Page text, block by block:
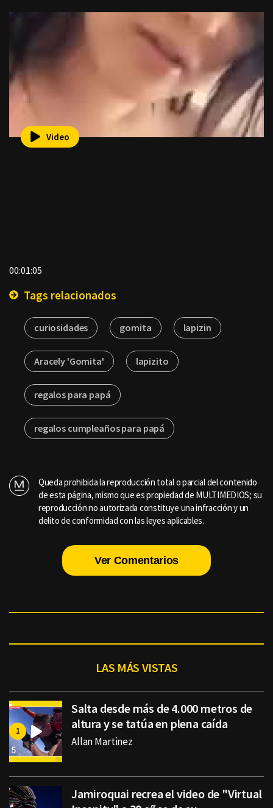
Video
00:01:05
Tags relacionados
curiosidades gomita lapizin
Aracely 'Gomita' lapizito
regalos para papá
regalos cumpleaños para papá
Queda prohibida la reproducción total o parcial del contenido
de esta página, mismo que es propiedad de MULTIMEDIOS; su
reproducción no autorizada constituye una infracción y un
delito de conformidad con las leyes aplicables.
Ver Comentarios
LAS MÁS VISTAS
Salta desde más de 4.000 metros de
altura y se tatúa en plena caída
Allan Martinez
Jamiroquai recrea el video de "Virtual